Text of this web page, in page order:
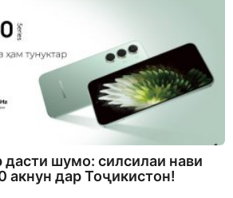
дасти шумо: силсилаи нави
акнун дар Тоҷикистон!